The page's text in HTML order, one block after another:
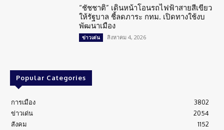
“ชัชชาติ” เดินหน้าโอนรถไฟฟ้าสายสีเขียว
ให้รัฐบาล ชี้ลดภาระ กทม. เปิดทางใช้งบ
พัฒนาเมือง
ข่าวเด่น สิงหาคม 4, 2026
Popular Categories
การเมือง
3802
ข่าวเด่น
2054
สังคม
1152